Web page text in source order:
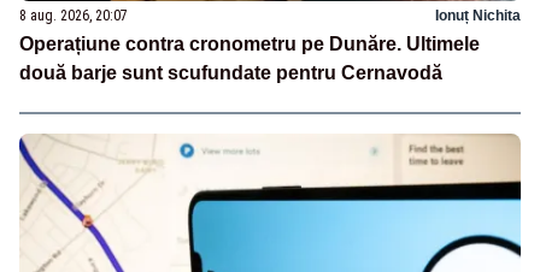
8 aug. 2026, 20:07 Ionuț Nichita
Operațiune contra cronometru pe Dunăre. Ultimele
două barje sunt scufundate pentru Cernavodă